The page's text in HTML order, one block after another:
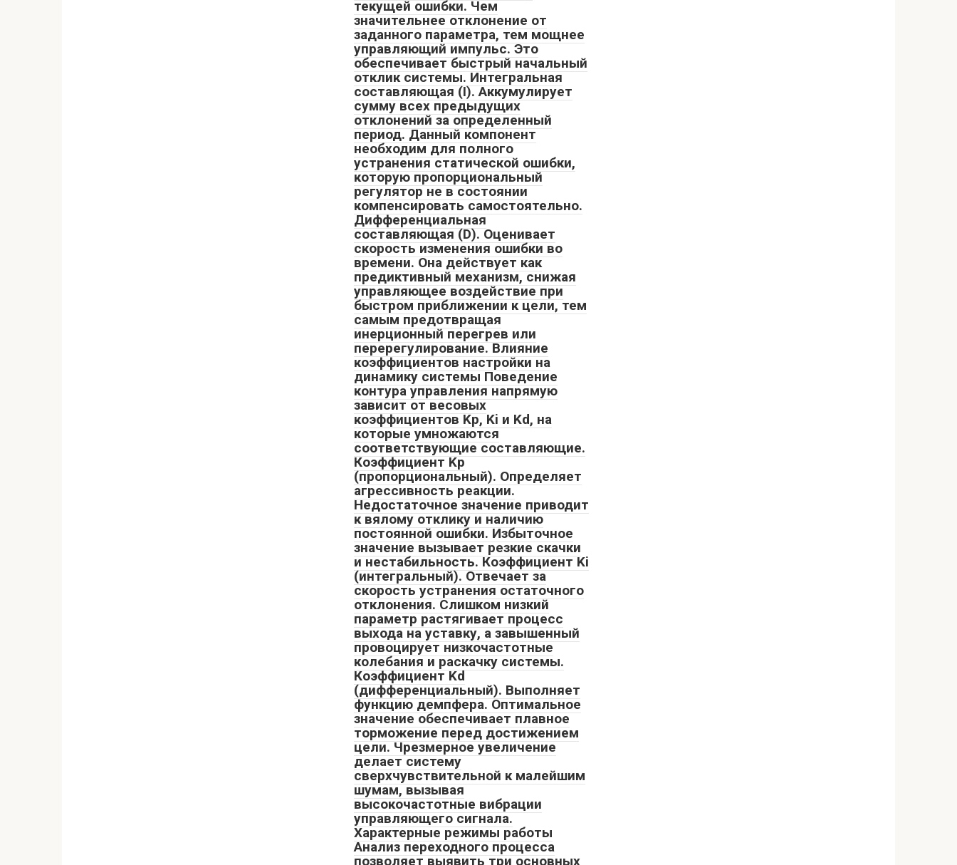
текущей ошибки. Чем
значительнее отклонение от
заданного параметра, тем мощнее
управляющий импульс. Это
обеспечивает быстрый начальный
отклик системы. Интегральная
составляющая (I). Аккумулирует
сумму всех предыдущих
отклонений за определенный
период. Данный компонент
необходим для полного
устранения статической ошибки,
которую пропорциональный
регулятор не в состоянии
компенсировать самостоятельно.
Дифференциальная
составляющая (D). Оценивает
скорость изменения ошибки во
времени. Она действует как
предиктивный механизм, снижая
управляющее воздействие при
быстром приближении к цели, тем
самым предотвращая
инерционный перегрев или
перерегулирование. Влияние
коэффициентов настройки на
динамику системы Поведение
контура управления напрямую
зависит от весовых
коэффициентов Kp, Ki и Kd, на
которые умножаются
соответствующие составляющие.
Коэффициент Kp
(пропорциональный). Определяет
агрессивность реакции.
Недостаточное значение приводит
к вялому отклику и наличию
постоянной ошибки. Избыточное
значение вызывает резкие скачки
и нестабильность. Коэффициент Ki
(интегральный). Отвечает за
скорость устранения остаточного
отклонения. Слишком низкий
параметр растягивает процесс
выхода на уставку, а завышенный
провоцирует низкочастотные
колебания и раскачку системы.
Коэффициент Kd
(дифференциальный). Выполняет
функцию демпфера. Оптимальное
значение обеспечивает плавное
торможение перед достижением
цели. Чрезмерное увеличение
делает систему
сверхчувствительной к малейшим
шумам, вызывая
высокочастотные вибрации
управляющего сигнала.
Характерные режимы работы
Анализ переходного процесса
позволяет выявить три основных